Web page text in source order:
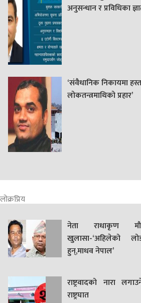
अनुसन्धान र प्रविधिका
‘संवैधानिक निकायमा
लोकतन्त्रमाथिको प्रहार’
लोक्रप्रिय
नेता राधाकृण
खुलासा-‘अहिलेको
हुन्,माधव नेपाल’
राष्ट्रवादको नारा
राष्ट्रघात